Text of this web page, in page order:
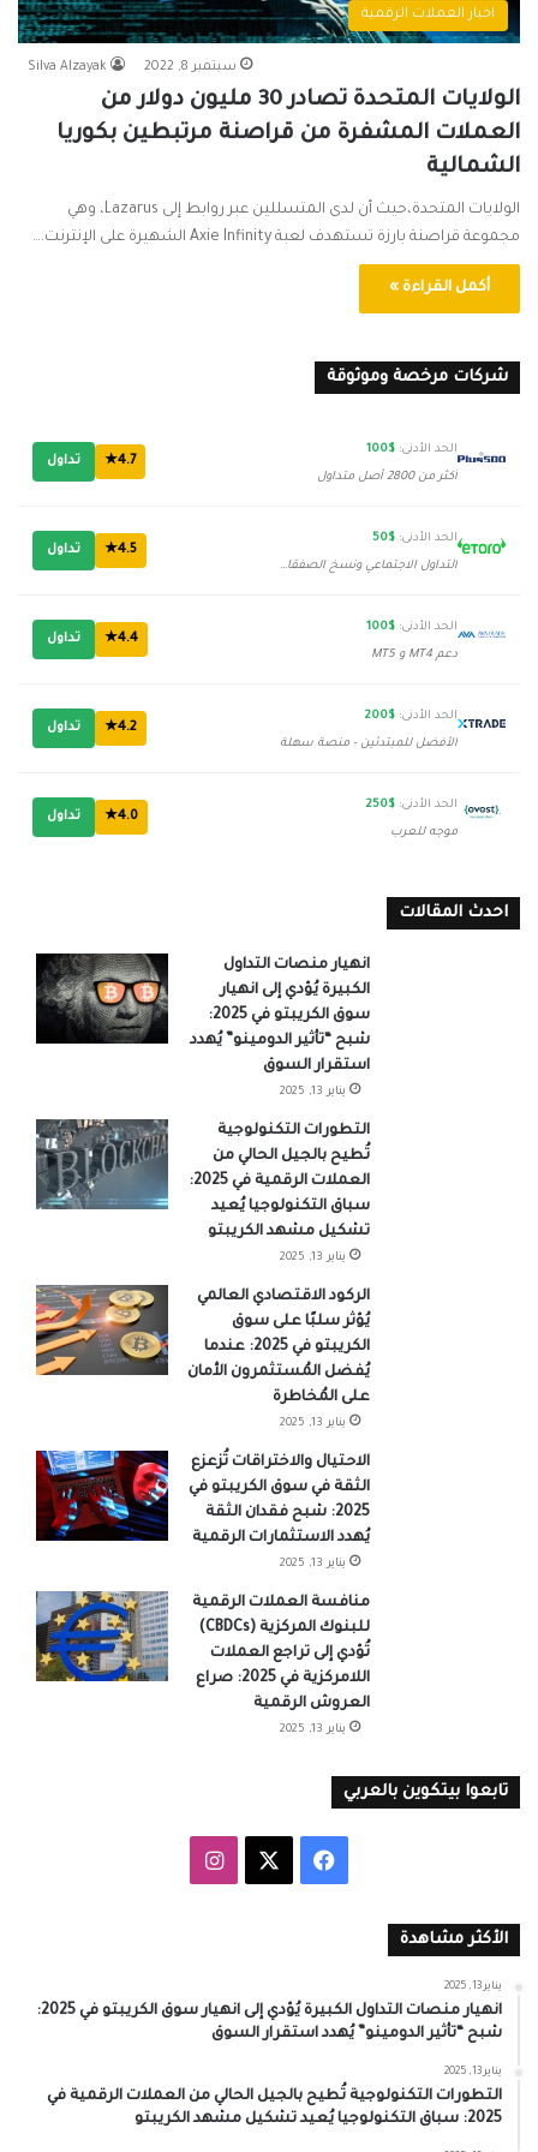
اخبار العملات الرقمية
Silva Alzayak سبتمبر 8, 2022
الولايات المتحدة تصادر 30 مليون دولار من
العملات المشفرة من قراصنة مرتبطين بكوريا
الشمالية
الولايات المتحدة،حيث أن لدى المتسللين عبر روابط إلى Lazarus، وهي
مجموعة قراصنة بارزة تستهدف لعبة Axie Infinity الشهيرة على الإنترنت.…
أكمل القراءة »
شركات مرخصة وموثوقة
الحد الأدنى: $100
أكثر من 2800 أصل متداول
4.7★ تداول
الحد الأدنى: $50
التداول الاجتماعي ونسخ الصفقات
4.5★ تداول
الحد الأدنى: $100
دعم MT4 و MT5
4.4★ تداول
الحد الأدنى: $200
الأفضل للمبتدئين - منصة سهلة
4.2★ تداول
الحد الأدنى: $250
موجه للعرب
4.0★ تداول
احدث المقالات
انهيار منصات التداول
الكبيرة يُؤدي إلى انهيار
سوق الكريبتو في 2025:
شبح “تأثير الدومينو” يُهدد
استقرار السوق
يناير 13, 2025
التطورات التكنولوجية
تُطيح بالجيل الحالي من
العملات الرقمية في 2025:
سباق التكنولوجيا يُعيد
تشكيل مشهد الكريبتو
يناير 13, 2025
الركود الاقتصادي العالمي
يُؤثر سلبًا على سوق
الكريبتو في 2025: عندما
يُفضل المُستثمرون الأمان
على المُخاطرة
يناير 13, 2025
الاحتيال والاختراقات تُزعزع
الثقة في سوق الكريبتو في
2025: شبح فقدان الثقة
يُهدد الاستثمارات الرقمية
يناير 13, 2025
منافسة العملات الرقمية
للبنوك المركزية (CBDCs)
تُؤدي إلى تراجع العملات
اللامركزية في 2025: صراع
العروش الرقمية
يناير 13, 2025
تابعوا بيتكوين بالعربي
فيسبوك انستقرام
الأكثر مشاهدة
يناير 13, 2025
انهيار منصات التداول الكبيرة يُؤدي إلى انهيار سوق الكريبتو في 2025:
شبح “تأثير الدومينو” يُهدد استقرار السوق
يناير 13, 2025
التطورات التكنولوجية تُطيح بالجيل الحالي من العملات الرقمية في
2025: سباق التكنولوجيا يُعيد تشكيل مشهد الكريبتو